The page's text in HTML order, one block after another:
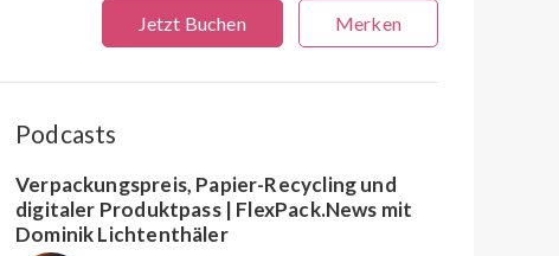
Jetzt Buchen Merken
Podcasts
Verpackungspreis, Papier-Recycling und
digitaler Produktpass | FlexPack.News mit
Dominik Lichtenthäler